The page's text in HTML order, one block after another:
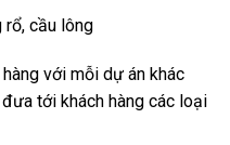
rổ, cầu lông
với mỗi dự án khác
tới khách hàng các loại